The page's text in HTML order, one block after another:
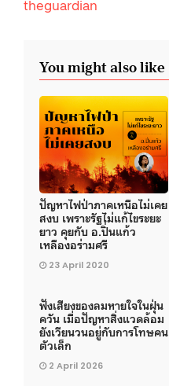
theguardian
You might also like
ปัญหาไฟป่าภาคเหนือไม่เคย
สงบ เพราะรัฐไม่แก้ไขระยะ
ยาว คุยกับ อ.ปิ่นแก้ว
เหลืองอร่ามศรี
23 April 2020
ฟังเสียงของลมหายใจในฝุ่น
ควัน เมื่อปัญหาสิ่งแวดล้อม
ยังเวียนวนอยู่กับการโทษคน
ตัวเล็ก
2 April 2026